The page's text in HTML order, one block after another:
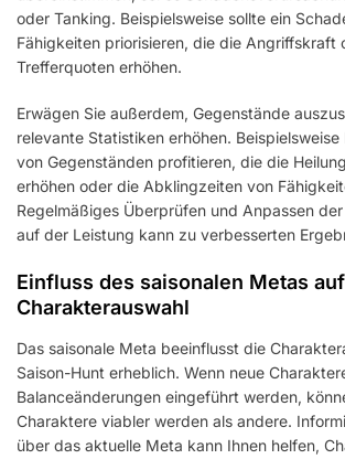
oder Tanking. Beispielsweise sollte ein
Fähigkeiten priorisieren, die die Angriffskraft
Trefferquoten erhöhen.
Erwägen Sie außerdem, Gegenstände
relevante Statistiken erhöhen.
von Gegenständen profitieren, die die
erhöhen oder die Abklingzeiten von
Regelmäßiges Überprüfen und Anpassen
auf der Leistung kann zu verbesserten
Einfluss des saisonalen Metas
Charakterauswahl
Das saisonale Meta beeinflusst die
Saison-Hunt erheblich. Wenn neue
Balanceänderungen eingeführt werden,
Charaktere viabler werden als andere.
über das aktuelle Meta kann Ihnen helfen,